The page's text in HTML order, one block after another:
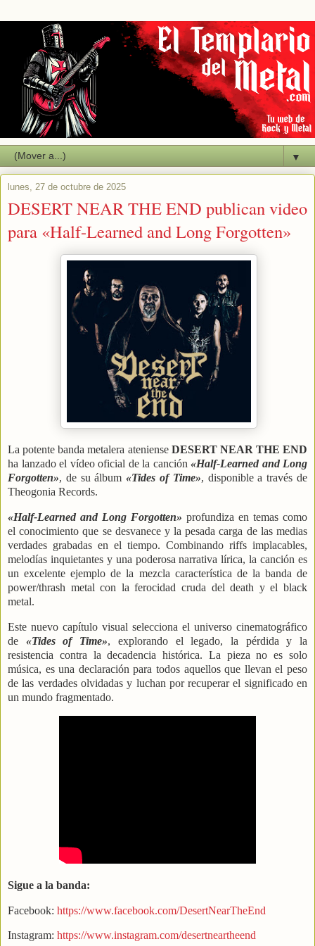
▼
lunes, 27 de octubre de 2025
DESERT NEAR THE END publican video
para «Half-Learned and Long Forgotten»
La potente banda metalera atenienseDESERT NEAR THE END
ha lanzado el vídeo oficial de la canción «Half-Learned and Long
Forgotten», de su álbum«Tides of Time», disponible a través de
Theogonia Records.
«Half-Learned and Long Forgotten» profundiza en temas como
el conocimiento que se desvanece y la pesada carga de las medias
verdades grabadas en el tiempo. Combinando riffs implacables,
melodías inquietantes y una poderosa narrativa lírica, la canción es
un excelente ejemplo de la mezcla característica de la banda de
power/thrash metal con la ferocidad cruda del death y el black
metal.
Este nuevo capítulo visual selecciona el universo cinematográfico
de «Tides of Time», explorando el legado, la pérdida y la
resistencia contra la decadencia histórica. La pieza no es solo
música, es una declaración para todos aquellos que llevan el peso
de las verdades olvidadas y luchan por recuperar el significado en
un mundo fragmentado.
Sigue a la banda:
Facebook: https://www.facebook.com/DesertNearTheEnd
Instagram: https://www.instagram.com/desertneartheend